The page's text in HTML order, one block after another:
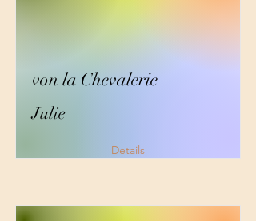
von la Chevalerie
Julie
Details